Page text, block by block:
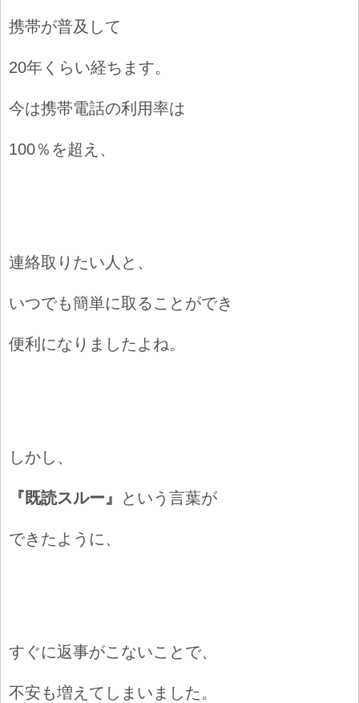
携帯が普及して
20年くらい経ちます。
今は携帯電話の利用率は
100％を超え、
連絡取りたい人と、
いつでも簡単に取ることができ
便利になりましたよね。
しかし、
『既読スルー』 という言葉が
できたように、
すぐに返事がこないことで、
不安も増えてしまいました。